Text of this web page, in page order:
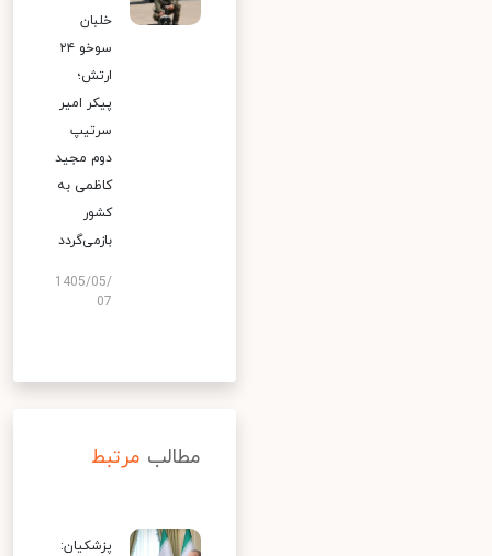
خلبان
سوخو ۲۴
ارتش؛
پیکر امیر
سرتیپ
دوم مجید
کاظمی به
کشور
بازمی‌گردد
1405/05/
07
مطالب مرتبط
پزشکیان: